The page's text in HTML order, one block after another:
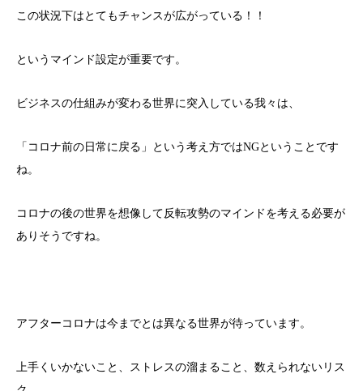
この状況下はとてもチャンスが広がっている！！
というマインド設定が重要です。
ビジネスの仕組みが変わる世界に突入している我々は、
「コロナ前の日常に戻る」という考え方ではNGということです
ね。
コロナの後の世界を想像して反転攻勢のマインドを考える必要が
ありそうですね。
アフターコロナは今までとは異なる世界が待っています。
上手くいかないこと、ストレスの溜まること、数えられないリス